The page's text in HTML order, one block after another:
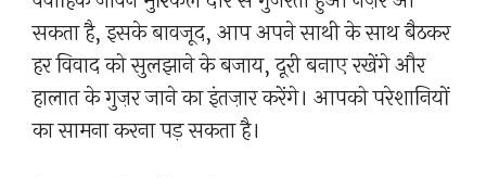
सकता है, इसके बावजूद, आप अपने साथी के साथ बैठकर
हर विवाद को सुलझाने के बजाय, दूरी बनाए रखेंगे और
हालात के गुज़र जाने का इंतज़ार करेंगे। आपको परेशानियों
का सामना करना पड़ सकता है।